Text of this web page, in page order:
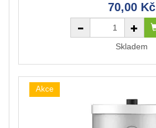
70,00 Kč
Skladem
Akce